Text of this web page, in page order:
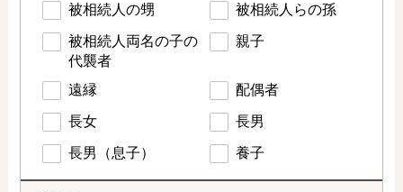
被相続人の甥 被相続人らの孫
被相続人両名の子の
代襲者
親子
遠縁 配偶者
長女 長男
長男（息子） 養子